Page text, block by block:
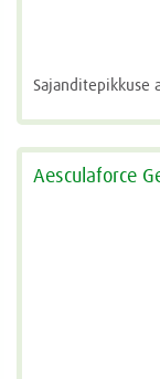
Sajanditepikkuse
Aesculaforce